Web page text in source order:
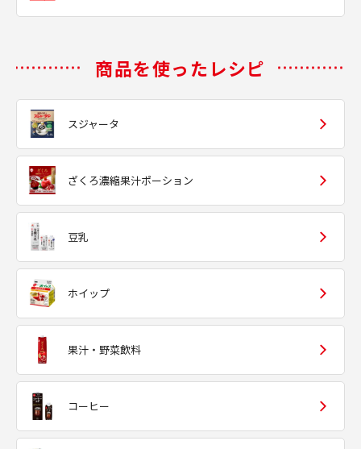
商品を使ったレシピ
スジャータ
ざくろ濃縮果汁ポーション
豆乳
ホイップ
果汁・野菜飲料
コーヒー